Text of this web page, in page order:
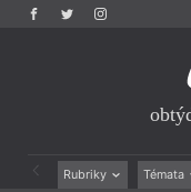
Rubriky Témata